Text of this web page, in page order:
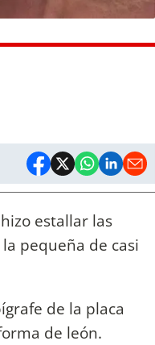
estallar las
pequeña de casi
de la placa
de león.